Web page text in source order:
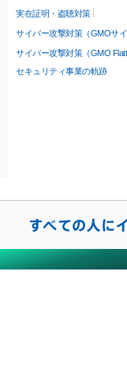
実在証明・盗聴対策
サイバー攻撃対策（GMOサ
サイバー攻撃対策（GMO Flatt
セキュリティ事業の軌跡